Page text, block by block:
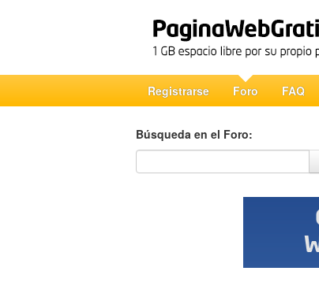
Registrarse Foro FAQ
Búsqueda en el Foro:
Búsqueda en el Foro